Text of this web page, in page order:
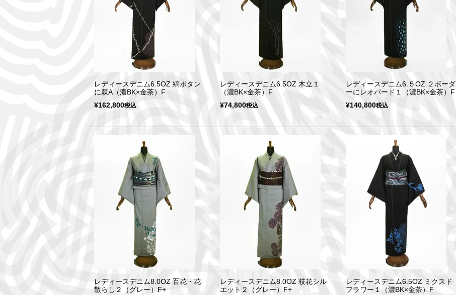
レディースデニム6.5OZ 縞ボタン
に棘A（濃BK×金茶）F
¥162,800税込
レディースデニム6.5OZ 木立１
（濃BK×金茶）F
¥74,800税込
レディースデニム6.５OZ ２ボーダ
ーにレオパード１（濃BK×金茶）F
¥140,800税込
レディースデニム8.0OZ 百花・花
散らし２（グレー）F+
レディースデニム8.0OZ 枝花シル
エット２（グレー）F+
レディースデニム6.5OZ ミクスド
フラワー１（濃BK×金茶）F